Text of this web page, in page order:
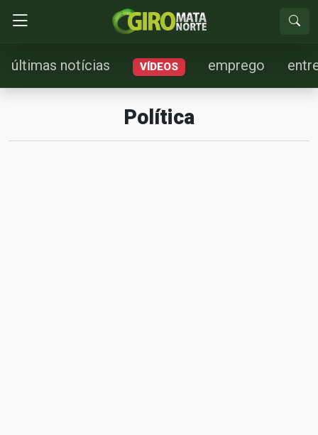
últimas notícias VÍDEOS emprego
Política